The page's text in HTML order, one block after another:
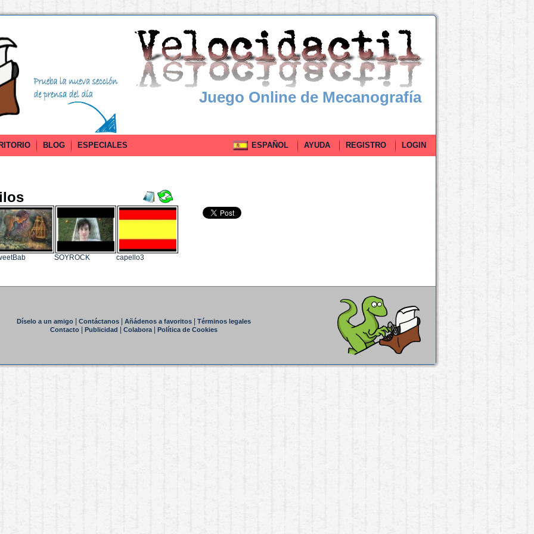
Juego Online de Mecanografía
BLOG ESPECIALES ESPAÑOL AYUDA REGISTRO LOGIN
SOYROCK capello3
Díselo a un amigo| Contáctanos| Añádenos a favoritos|
Términos legales
Contacto| Publicidad Colabora| Política de Cookies